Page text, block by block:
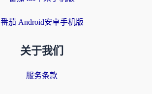
番茄 Android安卓手机版
关于我们
服务条款